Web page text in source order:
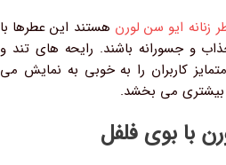
زنانه ایو سن لورن هستند این عطرها با
و جسورانه باشند. رایحه‌ های تند و
کاربران را به‌ خوبی به نمایش می‌
بیشتری می‌ بخشد.
با بوی فلفل